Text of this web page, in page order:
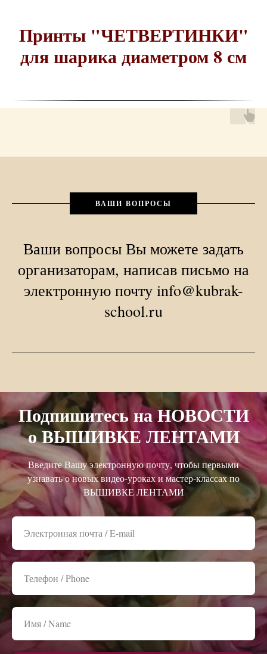
Принты "ЧЕТВЕРТИНКИ"
для шарика диаметром 8 см
ВАШИ ВОПРОСЫ
Ваши вопросы Вы можете задать
организаторам, написав письмо на
электронную почту info@kubrak-
school.ru
Подпишитесь на НОВОСТИ
о ВЫШИВКЕ ЛЕНТАМИ
Введите Вашу электронную почту, чтобы первыми
узнавать о новых видео-уроках и мастер-классах по
ВЫШИВКЕ ЛЕНТАМИ